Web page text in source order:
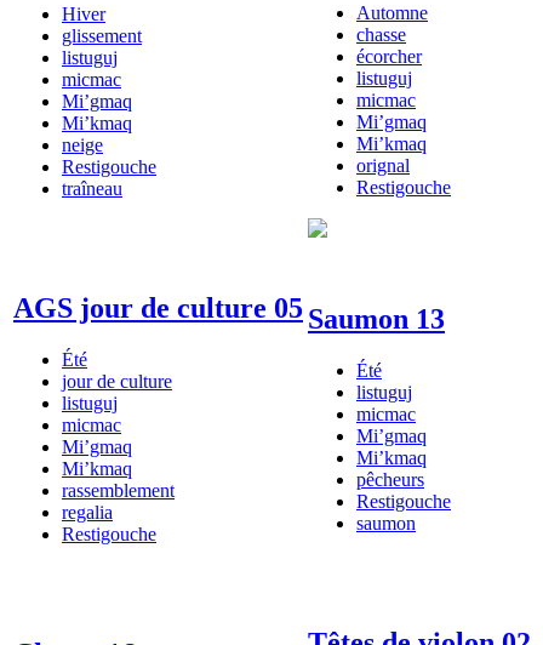
Hiver
glissement
listuguj
micmac
Mi’gmaq
Mi’kmaq
neige
Restigouche
traîneau
Automne
chasse
écorcher
listuguj
micmac
Mi’gmaq
Mi’kmaq
orignal
Restigouche
AGS jour de culture 05
Été
jour de culture
listuguj
micmac
Mi’gmaq
Mi’kmaq
rassemblement
regalia
Restigouche
Saumon 13
Été
listuguj
micmac
Mi’gmaq
Mi’kmaq
pêcheurs
Restigouche
saumon